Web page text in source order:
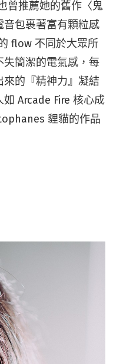
曾推薦她的舊作〈鬼
包裹著富有顆粒感
flow 不同於大眾所
簡潔的電氣感，每
的『精神力』凝結
Arcade Fire 核心成
貍貓的作品